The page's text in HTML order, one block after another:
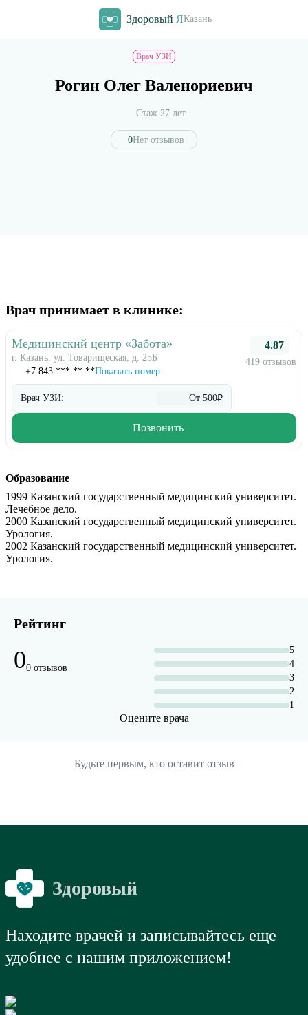
Здоровый ЯКазань
Врач УЗИ
Рогин Олег Валенориевич
Стаж 27 лет
0Нет отзывов
Врач принимает в клинике:
Медицинский центр «Забота»
г. Казань, ул. Товарищеская, д. 25Б
+7 843 *** ** **Показать номер
4.87
419 отзывов
Врач УЗИ: От 500₽
Позвонить
Образование
1999 Казанский государственный медицинский университет.
Лечебное дело.
2000 Казанский государственный медицинский университет.
Урология.
2002 Казанский государственный медицинский университет.
Урология.
Рейтинг
00 отзывов
5
4
3
2
1
Оцените врача
Будьте первым, кто оставит отзыв
Здоровый
Находите врачей и записывайтесь еще
удобнее с нашим приложением!